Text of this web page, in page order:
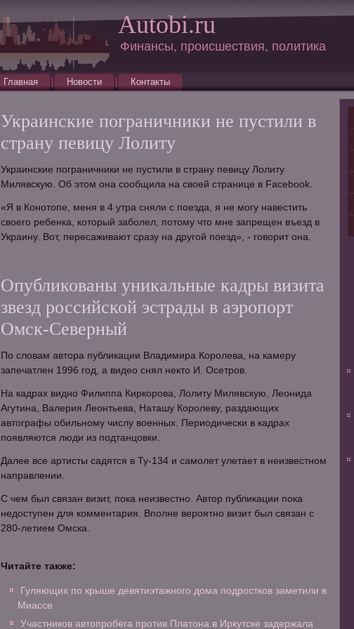
Autobi.ru
Финансы, происшествия, политика
Главная Новости Контакты
Украинские пограничники не пустили в
страну певицу Лолиту
Украинские пограничники не пустили в страну певицу Лолиту
Милявскую. Об этом она сообщила на своей странице в Facebook.
«Я в Конотопе, меня в 4 утра сняли с поезда, я не могу навестить
своего ребенка, который заболел, потому что мне запрещен въезд в
Украину. Вот, пересаживают сразу на другой поезд», - говорит она.
Опубликованы уникальные кадры визита
звезд российской эстрады в аэропорт
Омск-Северный
По словам автора публикации Владимира Королева, на камеру
запечатлен 1996 год, а видео снял некто И. Осетров.
На кадрах видно Филиппа Киркорова, Лолиту Милявскую, Леонида
Агутина, Валерия Леонтьева, Наташу Королеву, раздающих
автографы обильному числу военных. Периодически в кадрах
появляются люди из подтанцовки.
Далее все артисты садятся в Ту-134 и самолет улетает в неизвестном
направлении.
С чем был связан визит, пока неизвестно. Автор публикации пока
недоступен для комментария. Вполне вероятно визит был связан с
280-летием Омска.
Читайте также:
Гуляющих по крыше девятиэтажного дома подростков заметили в
Миассе
Участников автопробега против Платона в Иркутске задержала